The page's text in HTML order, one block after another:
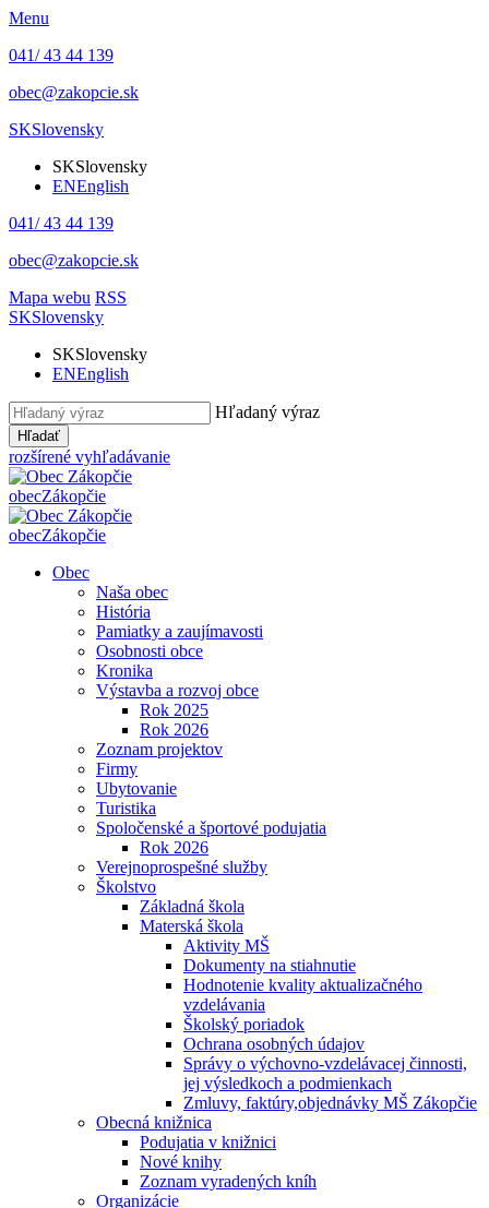
Menu
041/ 43 44 139
obec@zakopcie.sk
SKSlovensky
SKSlovensky
ENEnglish
041/ 43 44 139
obec@zakopcie.sk
Mapa webu RSS
SKSlovensky
SKSlovensky
ENEnglish
Hľadaný výraz
Hľadať
rozšírené vyhľadávanie
obecZákopčie
obecZákopčie
Obec
Naša obec
História
Pamiatky a zaujímavosti
Osobnosti obce
Kronika
Výstavba a rozvoj obce
Rok 2025
Rok 2026
Zoznam projektov
Firmy
Ubytovanie
Turistika
Spoločenské a športové podujatia
Rok 2026
Verejnoprospešné služby
Školstvo
Základná škola
Materská škola
Aktivity MŠ
Dokumenty na stiahnutie
Hodnotenie kvality aktualizačného
vzdelávania
Školský poriadok
Ochrana osobných údajov
Správy o výchovno-vzdelávacej činnosti,
jej výsledkoch a podmienkach
Zmluvy, faktúry,objednávky MŠ Zákopčie
Obecná knižnica
Podujatia v knižnici
Nové knihy
Zoznam vyradených kníh
Organizácie